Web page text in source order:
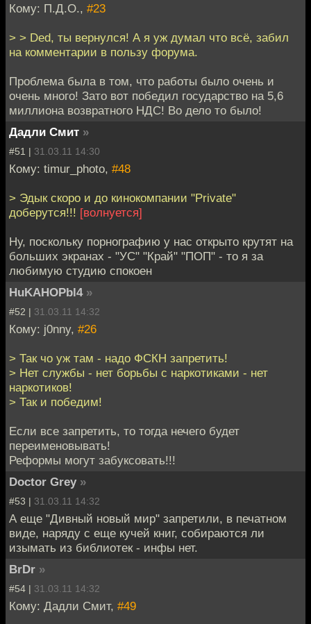
Кому: П.Д.О., #23
> > Ded, ты вернулся! А я уж думал что всё, забил
на комментарии в пользу форума.
Проблема была в том, что работы было очень и
очень много! Зато вот победил государство на 5,6
миллиона возвратного НДС! Во дело то было!
Дадли Смит »
#51 | 31.03.11 14:30
Кому: timur_photo, #48
> Эдык скоро и до кинокомпании "Private"
доберутся!!! [волнуется]
Ну, поскольку порнографию у нас открыто крутят на
больших экранах - "УС" "Край" "ПОП" - то я за
любимую студию спокоен
HuKAHOPbl4 »
#52 | 31.03.11 14:32
Кому: j0nny, #26
> Так чо уж там - надо ФСКН запретить!
> Нет службы - нет борьбы с наркотиками - нет
наркотиков!
> Так и победим!
Если все запретить, то тогда нечего будет
переименовывать!
Реформы могут забуксовать!!!
Doctor Grey »
#53 | 31.03.11 14:32
А еще "Дивный новый мир" запретили, в печатном
виде, наряду с еще кучей книг, собираются ли
изымать из библиотек - инфы нет.
BrDr »
#54 | 31.03.11 14:32
Кому: Дадли Смит, #49